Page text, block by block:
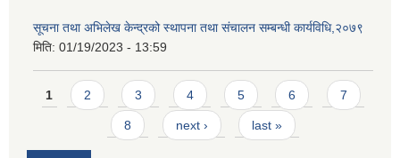
सूचना तथा अभिलेख केन्द्रको स्थापना तथा संचालन सम्बन्धी कार्यविधि,२०७९
मिति: 01/19/2023 - 13:59
Pages
1 2 3 4 5 6 7
8 next › last »